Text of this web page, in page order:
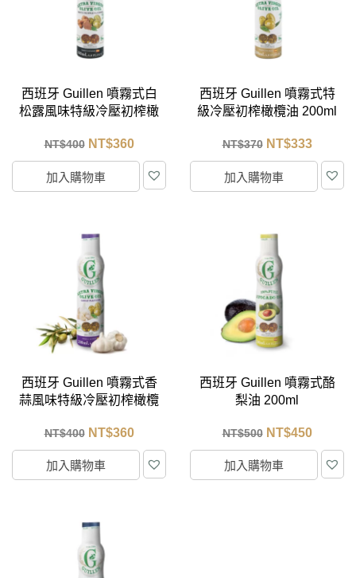
西班牙 Guillen 噴霧式白
松露風味特級冷壓初榨橄
NT$400 NT$360
加入購物車
西班牙 Guillen 噴霧式特
級冷壓初榨橄欖油 200ml
NT$370 NT$333
加入購物車
西班牙 Guillen 噴霧式香
蒜風味特級冷壓初榨橄欖
NT$400 NT$360
加入購物車
西班牙 Guillen 噴霧式酪
梨油 200ml
NT$500 NT$450
加入購物車